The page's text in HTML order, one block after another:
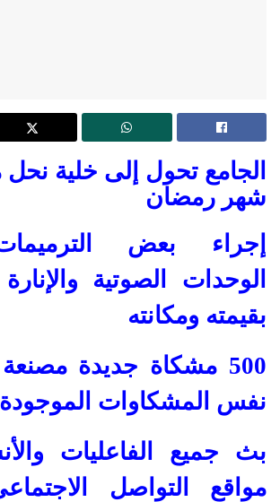
الجامع تحول إلى خلية
شهر رمضان
إجراء بعض
الوحدات الصوتية
بقيمته ومكانته
500 مشكاة جديدة
نفس المشكاوات الموجودة
بث جميع الفاعليات
مواقع التواصل